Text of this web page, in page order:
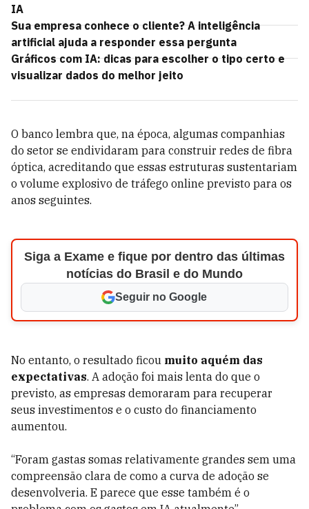
IA
Sua empresa conhece o cliente? A inteligência
artificial ajuda a responder essa pergunta
Gráficos com IA: dicas para escolher o tipo certo e
visualizar dados do melhor jeito
O banco lembra que, na época, algumas companhias
do setor se endividaram para construir redes de fibra
óptica, acreditando que essas estruturas sustentariam
o volume explosivo de tráfego online previsto para os
anos seguintes.
Siga a Exame e fique por dentro das últimas
notícias do Brasil e do Mundo
Seguir no Google
No entanto, o resultado ficou muito aquém das
expectativas. A adoção foi mais lenta do que o
previsto, as empresas demoraram para recuperar
seus investimentos e o custo do financiamento
aumentou.
“Foram gastas somas relativamente grandes sem uma
compreensão clara de como a curva de adoção se
desenvolveria. E parece que esse também é o